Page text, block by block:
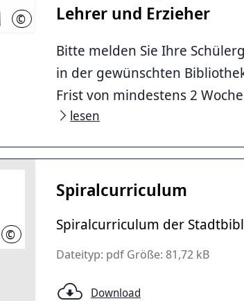
© LHH HannoverLehrer und Erzieher
Bitte melden Sie Ihre
in der gewünschten
Frist von mindestens 2
lesen
© Stadtbibliothek Hannover
Spiralcurriculum
Spiralcurriculum der
Dateityp: pdf Größe: 81,72 kB
Download